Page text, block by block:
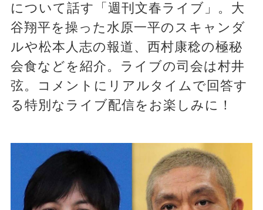
について話す「週刊文春ライブ」。大
谷翔平を操った水原一平のスキャンダ
ルや松本人志の報道、西村康稔の極秘
会食などを紹介。ライブの司会は村井
弦。コメントにリアルタイムで回答す
る特別なライブ配信をお楽しみに！